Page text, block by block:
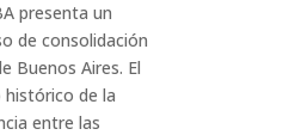
presenta un
de consolidación
Buenos Aires. El
de la
entre las